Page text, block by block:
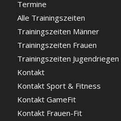
Termine
Alle Trainingszeiten
Trainingszeiten Männer
Trainingszeiten Frauen
Trainingszeiten Jugendriegen
Kontakt
Kontakt Sport & Fitness
Kontakt GameFit
Kontakt Frauen-Fit